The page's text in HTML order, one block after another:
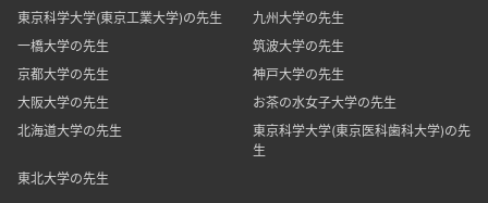
東京科学大学(東京工業大学)の先生
九州大学の先生
一橋大学の先生
筑波大学の先生
京都大学の先生
神戸大学の先生
大阪大学の先生
お茶の水女子大学の先生
北海道大学の先生
東京科学大学(東京医科歯科大学)の先
生
東北大学の先生